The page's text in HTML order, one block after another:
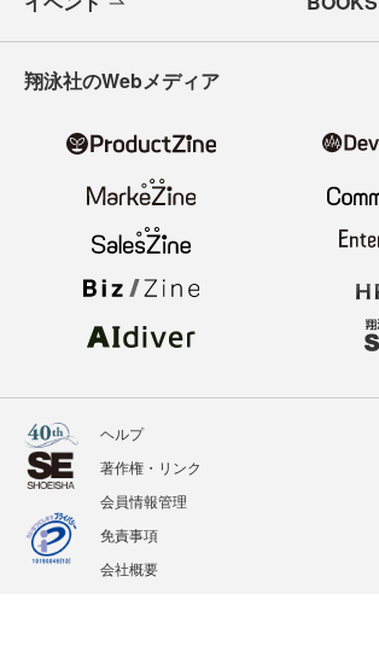
翔泳社のWebメディア
ヘルプ
著作権・リンク
会員情報管理
免責事項
会社概要